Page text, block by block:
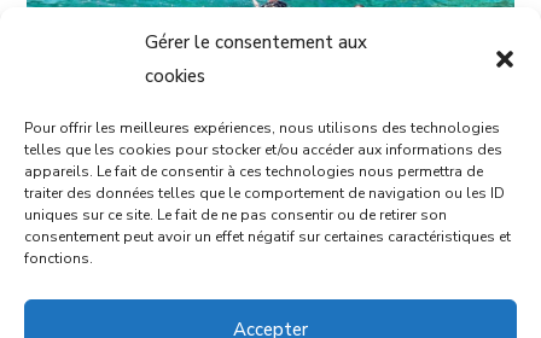
Gérer le consentement aux
cookies
Pour offrir les meilleures expériences, nous utilisons des technologies
telles que les cookies pour stocker et/ou accéder aux informations des
appareils. Le fait de consentir à ces technologies nous permettra de
traiter des données telles que le comportement de navigation ou les ID
uniques sur ce site. Le fait de ne pas consentir ou de retirer son
consentement peut avoir un effet négatif sur certaines caractéristiques et
fonctions.
Accepter
3
PLONGÉE PASSION